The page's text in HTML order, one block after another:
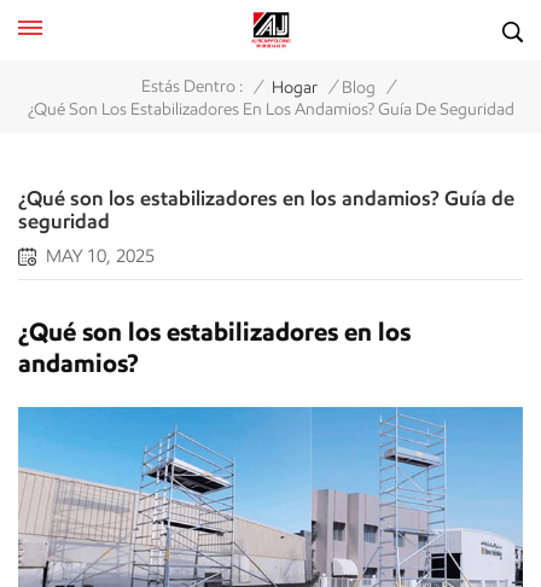
Estás Dentro : / Hogar / Blog /
¿Qué Son Los Estabilizadores En Los Andamios? Guía De Seguridad
¿Qué son los estabilizadores en los andamios? Guía de
seguridad
MAY 10, 2025
¿Qué son los estabilizadores en los
andamios?